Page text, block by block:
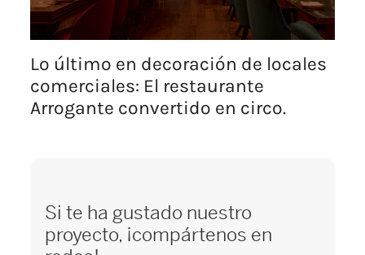
Lo último en decoración de locales
comerciales: El restaurante
Arrogante convertido en circo.
Si te ha gustado nuestro
proyecto, ¡compártenos en